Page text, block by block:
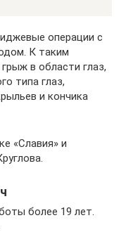
операции с
К таким
в области глаз,
типа глаз,
и кончика
«Славия» и
более 19 лет.